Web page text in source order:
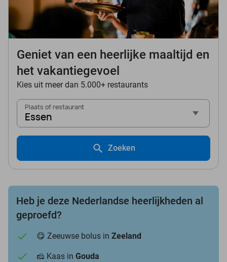
Geniet van een heerlijke maaltijd en
het vakantiegevoel
Kies uit meer dan 5.000+ restaurants
Plaats of restaurant
Essen
Zoeken
Heb je deze Nederlandse heerlijkheden al
geproefd?
😋 Zeeuwse bolus in Zeeland
🧀 Kaas in Gouda